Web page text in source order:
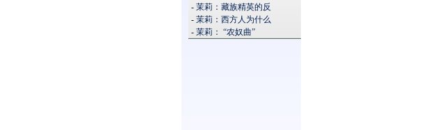
- 茉莉：藏族精英的反
- 茉莉：西方人为什么
- 茉莉： “农奴曲”